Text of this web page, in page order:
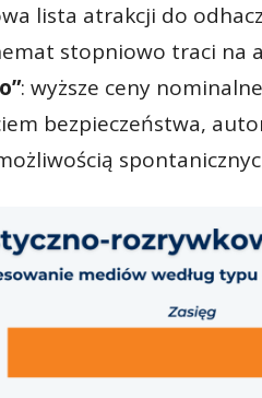
lista atrakcji do
stopniowo traci na
: wyższe ceny
bezpieczeństwa,